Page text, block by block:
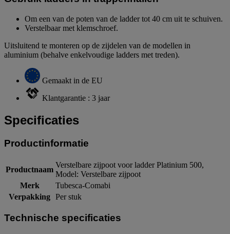
Om een van de poten van de ladder tot 40 cm uit te schuiven.
Verstelbaar met klemschroef.
Uitsluitend te monteren op de zijdelen van de modellen in
aluminium (behalve enkelvoudige ladders met treden).
Gemaakt in de EU
Klantgarantie : 3 jaar
Specificaties
Productinformatie
Productnaam
Verstelbare zijpoot voor ladder Platinium 500,
Model: Verstelbare zijpoot
Merk
Tubesca-Comabi
Verpakking Per stuk
Technische specificaties